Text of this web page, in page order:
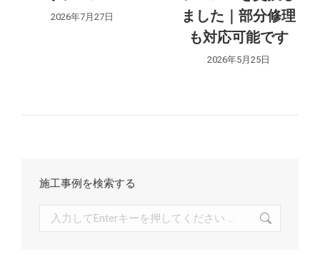
2026年7月27日
ました｜部分修理
も対応可能です
2026年5月25日
施工事例を検索する